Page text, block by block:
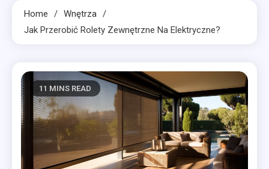
Home
Wnętrza
Jak Przerobić Rolety Zewnętrzne Na Elektryczne?
11 MINS READ